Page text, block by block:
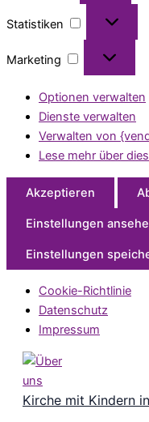
Statistiken
Marketing
Optionen verwalten
Dienste verwalten
Verwalten von
Lese mehr über
Akzeptieren
Einstellungen
Einstellungen
Cookie-Richtlinie
Datenschutz
Impressum
Kirche mit Kindern